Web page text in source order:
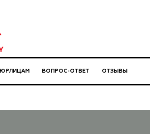
ЮРЛИЦАМ ВОПРОС-ОТВЕТ ОТЗЫВЫ